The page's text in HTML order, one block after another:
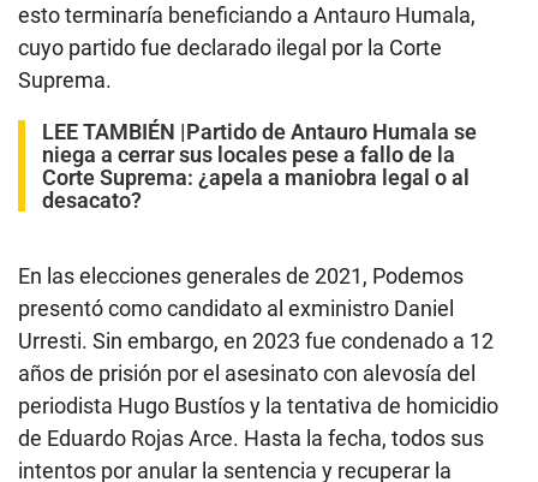
esto terminaría beneficiando a Antauro Humala,
cuyo partido fue declarado ilegal por la Corte
Suprema.
LEE TAMBIÉN |Partido de Antauro Humala se
niega a cerrar sus locales pese a fallo de la
Corte Suprema: ¿apela a maniobra legal o al
desacato?
En las elecciones generales de 2021, Podemos
presentó como candidato al exministro Daniel
Urresti. Sin embargo, en 2023 fue condenado a 12
años de prisión por el asesinato con alevosía del
periodista Hugo Bustíos y la tentativa de homicidio
de Eduardo Rojas Arce. Hasta la fecha, todos sus
intentos por anular la sentencia y recuperar la